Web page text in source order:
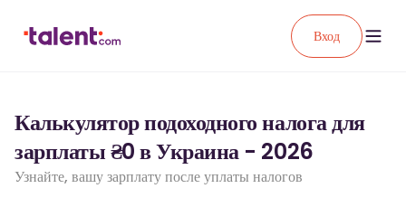
Вход
Калькулятор подоходного налога для
зарплаты ₴0 в Украина - 2026
Узнайте, вашу зарплату после уплаты налогов